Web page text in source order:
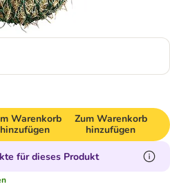
Warenkorb
hinzufügen
Zum Warenkorb
hinzufügen
für dieses Produkt